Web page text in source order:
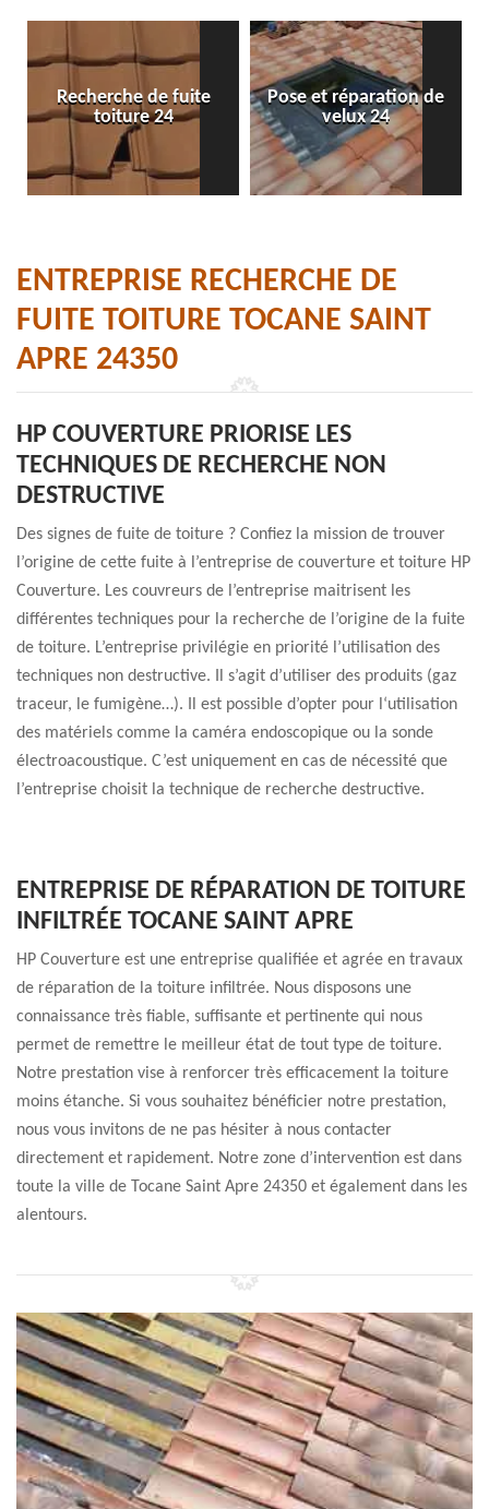
Recherche de fuite
toiture 24
Pose et réparation de
velux 24
ENTREPRISE RECHERCHE DE
FUITE TOITURE TOCANE SAINT
APRE 24350
HP COUVERTURE PRIORISE LES
TECHNIQUES DE RECHERCHE NON
DESTRUCTIVE
Des signes de fuite de toiture ? Confiez la mission de trouver
l’origine de cette fuite à l’entreprise de couverture et toiture HP
Couverture. Les couvreurs de l’entreprise maitrisent les
différentes techniques pour la recherche de l’origine de la fuite
de toiture. L’entreprise privilégie en priorité l’utilisation des
techniques non destructive. Il s’agit d’utiliser des produits (gaz
traceur, le fumigène…). Il est possible d’opter pour l‘utilisation
des matériels comme la caméra endoscopique ou la sonde
électroacoustique. C’est uniquement en cas de nécessité que
l’entreprise choisit la technique de recherche destructive.
ENTREPRISE DE RÉPARATION DE TOITURE
INFILTRÉE TOCANE SAINT APRE
HP Couverture est une entreprise qualifiée et agrée en travaux
de réparation de la toiture infiltrée. Nous disposons une
connaissance très fiable, suffisante et pertinente qui nous
permet de remettre le meilleur état de tout type de toiture.
Notre prestation vise à renforcer très efficacement la toiture
moins étanche. Si vous souhaitez bénéficier notre prestation,
nous vous invitons de ne pas hésiter à nous contacter
directement et rapidement. Notre zone d’intervention est dans
toute la ville de Tocane Saint Apre 24350 et également dans les
alentours.